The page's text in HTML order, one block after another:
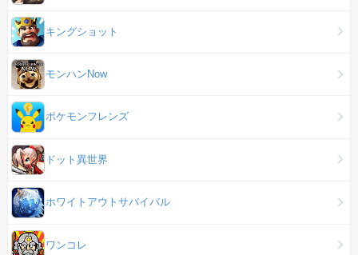
キングショット
モンハンNow
ポケモンフレンズ
ドット異世界
ホワイトアウトサバイバル
ワンコレ